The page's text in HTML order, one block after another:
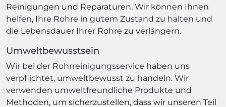
Reinigungen und Reparaturen. Wir können Ihnen
helfen, Ihre Rohre in gutem Zustand zu halten und
die Lebensdauer Ihrer Rohre zu verlängern.
Umweltbewusstsein
Wir bei der Rohrreinigungsservice haben uns
verpflichtet, umweltbewusst zu handeln. Wir
verwenden umweltfreundliche Produkte und
Methoden, um sicherzustellen, dass wir unseren Teil